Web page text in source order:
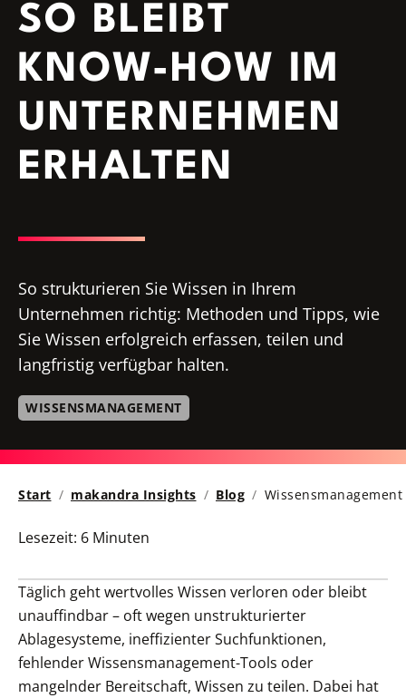
SO BLEIBT
KNOW-HOW IM
UNTERNEHMEN
ERHALTEN
WISSENSMANAGEMENT
So strukturieren Sie Wissen in Ihrem
Unternehmen richtig: Methoden und Tipps, wie
Sie Wissen erfolgreich erfassen, teilen und
langfristig verfügbar halten.
Start makandra Insights Blog
Lesezeit: 6 Minuten
Täglich geht wertvolles Wissen verloren oder bleibt
unauffindbar – oft wegen unstrukturierter
Ablagesysteme, ineffizienter Suchfunktionen,
fehlender Wissensmanagement-Tools oder
mangelnder Bereitschaft, Wissen zu teilen. Dabei hat